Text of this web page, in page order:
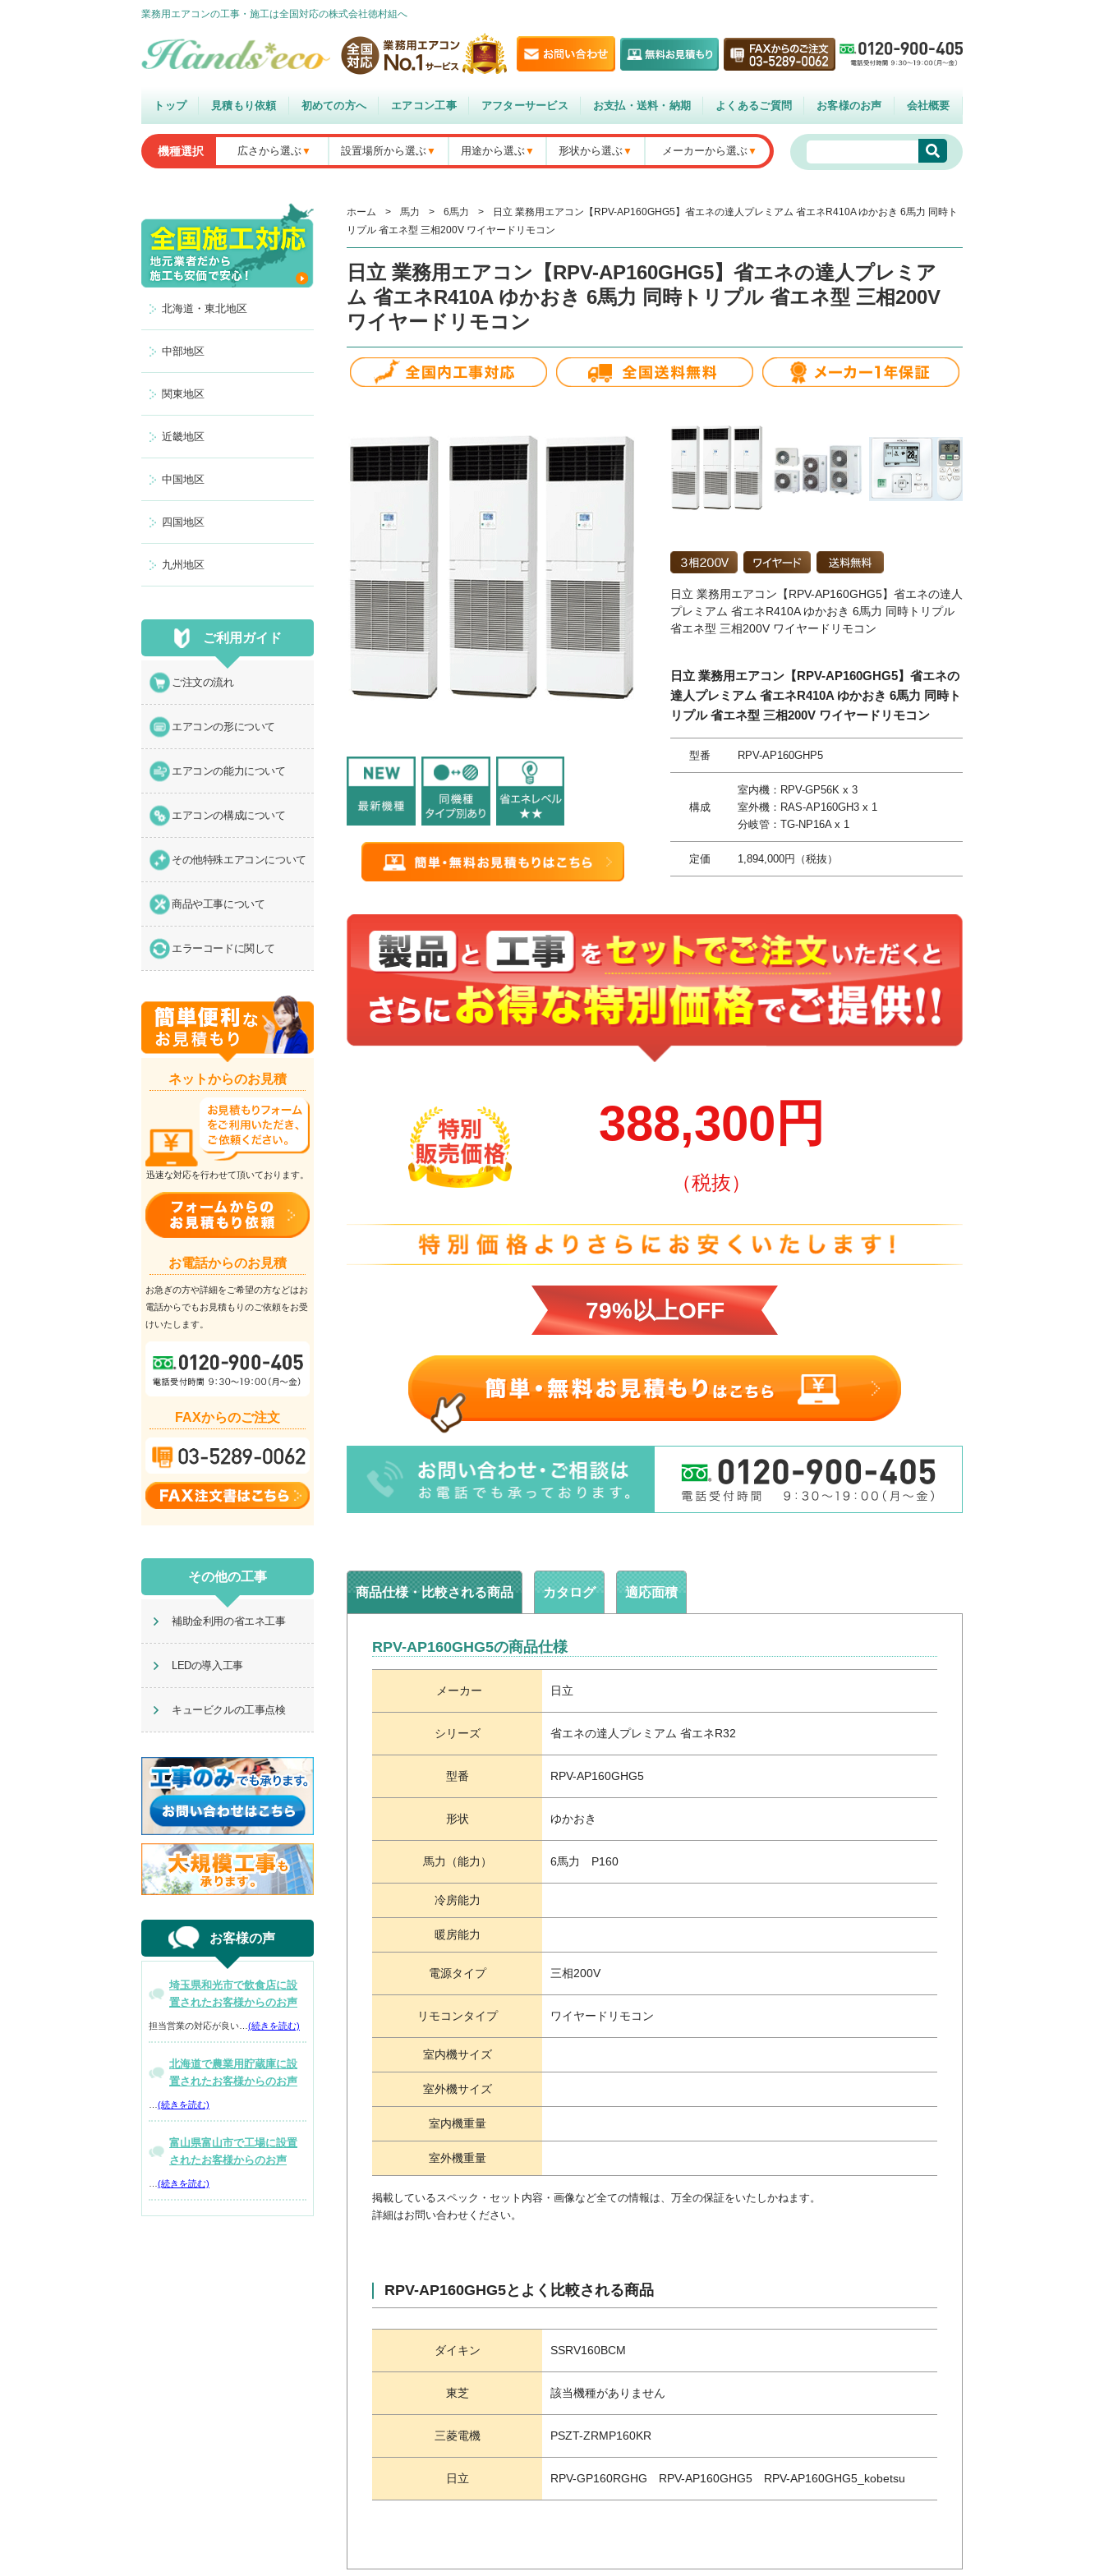
業務用エアコンの工事・施工は全国対応の株式会社徳村組へ
トップ 見積もり依頼 初めての方へ エアコン工事 アフターサービス お支払・送料・納期 よくあるご質問 お客様のお声 会社概要
機種選択 広さから選ぶ 設置場所から選ぶ 用途から選ぶ 形状から選ぶ メーカーから選ぶ
ホーム > 馬力 > 6馬力 >
日立 業務用エアコン【RPV-AP160GHG5】省エネの達人プレミアム 省エネR410A ゆかおき 6馬力 同時ト
リプル 省エネ型 三相200V ワイヤードリモコン
日立 業務用エアコン【RPV-AP160GHG5】省エネの達人プレミア
ム 省エネR410A ゆかおき 6馬力 同時トリプル 省エネ型 三相200V
ワイヤードリモコン
日立 業務用エアコン【RPV-AP160GHG5】省エネの達人
プレミアム 省エネR410A ゆかおき 6馬力 同時トリプル
省エネ型 三相200V ワイヤードリモコン
日立 業務用エアコン【RPV-AP160GHG5】省エネの
達人プレミアム 省エネR410A ゆかおき 6馬力 同時ト
リプル 省エネ型 三相200V ワイヤードリモコン
型番 RPV-AP160GHP5
構成
室内機：RPV-GP56K x 3
室外機：RAS-AP160GH3 x 1
分岐管：TG-NP16A x 1
定価 1,894,000円（税抜）
388,300円
（税抜）
79%以上OFF
商品仕様・比較される商品 カタログ 適応面積
RPV-AP160GHG5の商品仕様
メーカー 日立
シリーズ 省エネの達人プレミアム 省エネR32
型番 RPV-AP160GHG5
形状 ゆかおき
馬力（能力） 6馬力 P160
冷房能力
暖房能力
電源タイプ 三相200V
リモコンタイプ ワイヤードリモコン
室内機サイズ
室外機サイズ
室内機重量
室外機重量
掲載しているスペック・セット内容・画像など全ての情報は、万全の保証をいたしかねます。
詳細はお問い合わせください。
RPV-AP160GHG5とよく比較される商品
ダイキン SSRV160BCM
東芝 該当機種がありません
三菱電機 PSZT-ZRMP160KR
日立 RPV-GP160RGHG RPV-AP160GHG5 RPV-AP160GHG5_kobetsu
北海道・東北地区
中部地区
関東地区
近畿地区
中国地区
四国地区
九州地区
ご利用ガイド
ご注文の流れ
エアコンの形について
エアコンの能力について
エアコンの構成について
その他特殊エアコンについて
商品や工事について
エラーコードに関して
ネットからのお見積
迅速な対応を行わせて頂いております。
お電話からのお見積
お急ぎの方や詳細をご希望の方などはお
電話からでもお見積もりのご依頼をお受
けいたします。
FAXからのご注文
その他の工事
補助金利用の省エネ工事
LEDの導入工事
キュービクルの工事点検
お客様の声
埼玉県和光市で飲食店に設
置されたお客様からのお声
担当営業の対応が良い… (続きを読む)
北海道で農業用貯蔵庫に設
置されたお客様からのお声
(続きを読む)
富山県富山市で工場に設置
されたお客様からのお声
(続きを読む)